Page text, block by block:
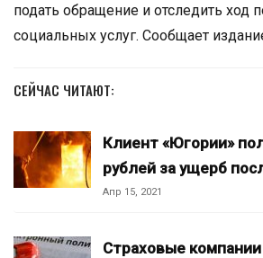
подать обращение и отследить ход
социальных услуг. Сообщает
СЕЙЧАС ЧИТАЮТ:
Клиент «Югории»
рублей за ущерб
Апр 15, 2021
Страховые